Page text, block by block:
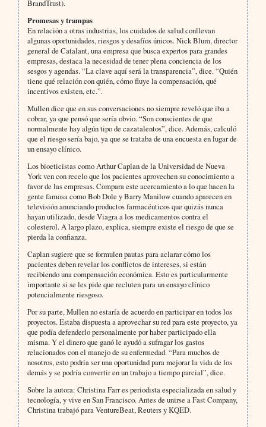
BrandTrust).
Promesas y trampas
En relación a otras industrias, los cuidados de salud conllevan
algunas oportunidades, riesgos y desafíos únicos. Nick Blum, director
general de Catalant, una empresa que busca expertos para grandes
empresas, destaca la necesidad de tener plena conciencia de los
sesgos y agendas. “La clave aquí será la transparencia”, dice. “Quién
tiene qué relación con quién, cómo fluye la compensación, qué
incentivos existen, etc.”.
Mullen dice que en sus conversaciones no siempre reveló que iba a
cobrar, ya que pensó que sería obvio. “Son conscientes de que
normalmente hay algún tipo de cazatalentos”, dice. Además, calculó
que el riesgo sería bajo, ya que se trataba de una encuesta en lugar de
un ensayo clínico.
Los bioeticistas como Arthur Caplan de la Universidad de Nueva
York ven con recelo que los pacientes aprovechen su conocimiento a
favor de las empresas. Compara este acercamiento a lo que hacen la
gente famosa como Bob Dole y Barry Manilow cuando aparecen en
televisión anunciando productos farmacéuticos que quizás nunca
hayan utilizado, desde Viagra a los medicamentos contra el
colesterol. A largo plazo, explica, siempre existe el riesgo de que se
pierda la confianza.
Caplan sugiere que se formulen pautas para aclarar cómo los
pacientes deben revelar los conflictos de intereses, si están
recibiendo una compensación económica. Esto es particularmente
importante si se les pide que recluten para un ensayo clínico
potencialmente riesgoso.
Por su parte, Mullen no estaría de acuerdo en participar en todos los
proyectos. Estaba dispuesta a aprovechar su red para este proyecto, ya
que podía defenderlo personalmente por haber participado ella
misma. Y el dinero que ganó le ayudó a sufragar los gastos
relacionados con el manejo de su enfermedad. “Para muchos de
nosotros, esto podría ser una oportunidad para mejorar la vida de los
demás y se podría convertir en un trabajo a tiempo parcial”, dice.
Sobre la autora: Christina Farr es periodista especializada en salud y
tecnología, y vive en San Francisco. Antes de unirse a Fast Company,
Christina trabajó para VentureBeat, Reuters y KQED.